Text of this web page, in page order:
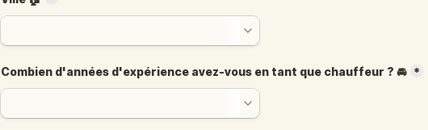
Combien d'années d'expérience avez-vous en tant que chauffeur ? 🚘 *